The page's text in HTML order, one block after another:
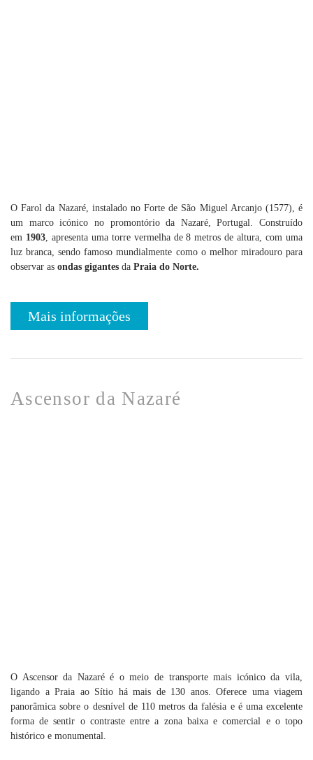
O Farol da Nazaré, instalado no Forte de São Miguel Arcanjo (1577), é
um marco icónico no promontório da Nazaré, Portugal. Construído
em 1903, apresenta uma torre vermelha de 8 metros de altura, com uma
luz branca, sendo famoso mundialmente como o melhor miradouro para
observar as ondas gigantes da Praia do Norte.
Mais informações
Ascensor da Nazaré
O Ascensor da Nazaré é o meio de transporte mais icónico da vila,
ligando a Praia ao Sítio há mais de 130 anos. Oferece uma viagem
panorâmica sobre o desnível de 110 metros da falésia e é uma excelente
forma de sentir o contraste entre a zona baixa e comercial e o topo
histórico e monumental.